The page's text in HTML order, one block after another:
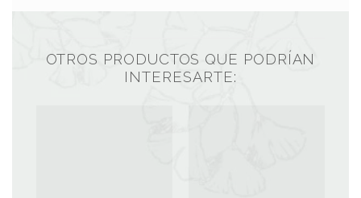
OTROS PRODUCTOS QUE PODRÍAN
INTERESARTE: